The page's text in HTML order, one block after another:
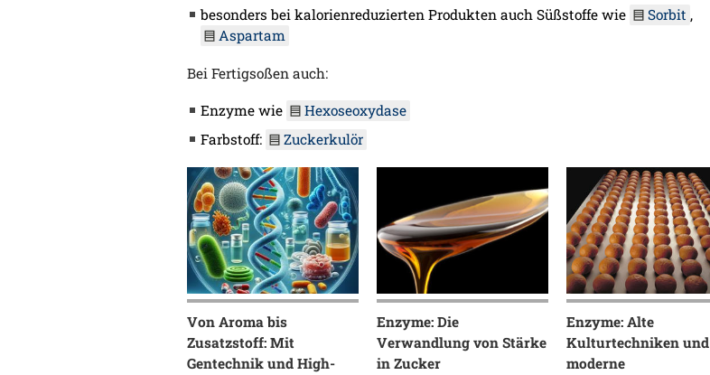
besonders bei kalorienreduzierten Produkten auch Süßstoffe wie
Sorbit ,
Aspartam
Bei Fertigsoßen auch:
Enzyme wie
Hexoseoxydase
Farbstoff:
Zuckerkulör
Von Aroma bis
Zusatzstoff: Mit
Gentechnik und High-
Enzyme: Die
Verwandlung von Stärke
in Zucker
Enzyme: Alte
Kulturtechniken und
moderne